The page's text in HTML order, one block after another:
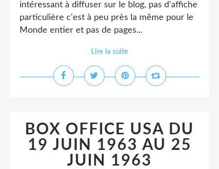
intéressant à diffuser sur le blog, pas d'affiche
particulière c'est à peu près la même pour le
Monde entier et pas de pages...
Lire la suite
BOX OFFICE USA DU
19 JUIN 1963 AU 25
JUIN 1963